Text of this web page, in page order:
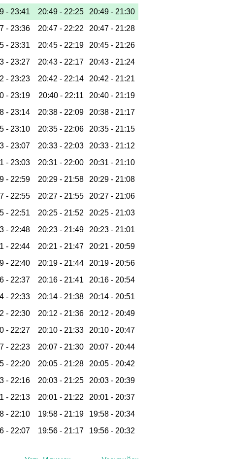
- 23:41 20:49 - 22:25 20:49 - 21:30
- 23:36 20:47 - 22:22 20:47 - 21:28
- 23:31 20:45 - 22:19 20:45 - 21:26
- 23:27 20:43 - 22:17 20:43 - 21:24
- 23:23 20:42 - 22:14 20:42 - 21:21
- 23:19 20:40 - 22:11 20:40 - 21:19
- 23:14 20:38 - 22:09 20:38 - 21:17
- 23:10 20:35 - 22:06 20:35 - 21:15
- 23:07 20:33 - 22:03 20:33 - 21:12
- 23:03 20:31 - 22:00 20:31 - 21:10
- 22:59 20:29 - 21:58 20:29 - 21:08
- 22:55 20:27 - 21:55 20:27 - 21:06
- 22:51 20:25 - 21:52 20:25 - 21:03
- 22:48 20:23 - 21:49 20:23 - 21:01
- 22:44 20:21 - 21:47 20:21 - 20:59
- 22:40 20:19 - 21:44 20:19 - 20:56
- 22:37 20:16 - 21:41 20:16 - 20:54
- 22:33 20:14 - 21:38 20:14 - 20:51
- 22:30 20:12 - 21:36 20:12 - 20:49
- 22:27 20:10 - 21:33 20:10 - 20:47
- 22:23 20:07 - 21:30 20:07 - 20:44
- 22:20 20:05 - 21:28 20:05 - 20:42
- 22:16 20:03 - 21:25 20:03 - 20:39
- 22:13 20:01 - 21:22 20:01 - 20:37
- 22:10 19:58 - 21:19 19:58 - 20:34
- 22:07 19:56 - 21:17 19:56 - 20:32